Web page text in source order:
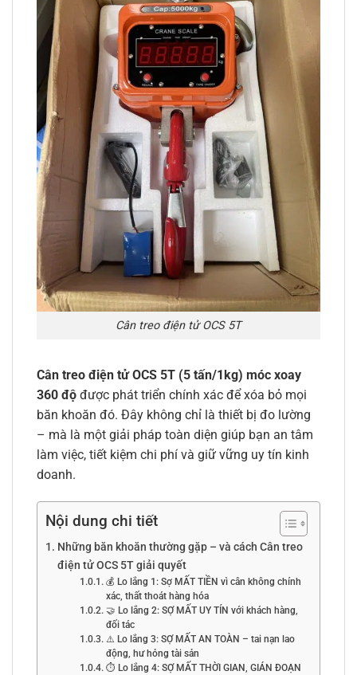
Cân treo điện tử OCS 5T
Cân treo điện tử OCS 5T (5 tấn/1kg) móc xoay
360 độ được phát triển chính xác để xóa bỏ mọi
băn khoăn đó. Đây không chỉ là thiết bị đo lường
– mà là một giải pháp toàn diện giúp bạn an tâm
làm việc, tiết kiệm chi phí và giữ vững uy tín kinh
doanh.
Nội dung chi tiết
Những băn khoăn thường gặp – và cách Cân treo
điện tử OCS 5T giải quyết
💰 Lo lắng 1: Sợ MẤT TIỀN vì cân không chính
xác, thất thoát hàng hóa
🤝 Lo lắng 2: SỢ MẤT UY TÍN với khách hàng,
đối tác
⚠️ Lo lắng 3: SỢ MẤT AN TOÀN – tai nạn lao
động, hư hỏng tài sản
⏱️ Lo lắng 4: SỢ MẤT THỜI GIAN, GIÁN ĐOẠN